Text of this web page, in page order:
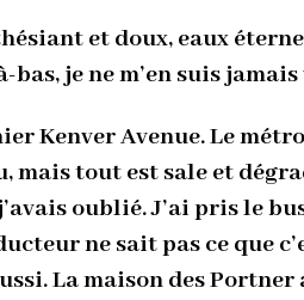
et doux, eaux
je ne m’en suis
Kenver Avenue. Le
tout est sale et
oublié. J’ai pris le
ne sait pas ce que
La maison des